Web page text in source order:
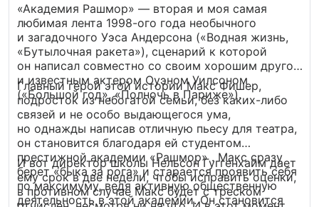
«Академия Рашмор» — вторая и моя самая
любимая лента 1998-ого года необычного
и загадочного Уэса Андерсона («Водная жизнь,
«Бутылочная ракета»), сценарий к которой
он написал совместно со своим хорошим другом
и известным актером Оуэном Уилсоном
(«Большой год», «Полночь в Париже»).
Главный герой этой истории Макс Фишер,
подросток из небогатой семьи, без каких-либо
связей и не особо выдающегося ума,
но однажды написав отличную пьесу для театра,
он становится благодаря ей студентом
престижной академии «Рашмор» . Макс сразу
берет «быка за рога» и старается проявить себя
по максимуму, ведя активную общественную
деятельность в этой академии. Он становится
И вот директор школы Нельсон Гуггенхайм дает
ему срок в две недели, чтобы исправить оценки,
в противном случае Макс будет с треском